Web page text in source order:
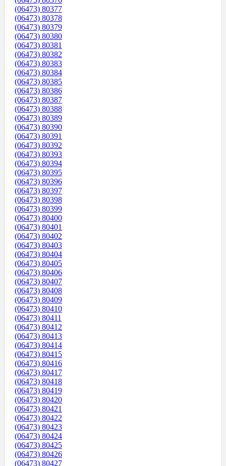
(06473) 80377
(06473) 80378
(06473) 80379
(06473) 80380
(06473) 80381
(06473) 80382
(06473) 80383
(06473) 80384
(06473) 80385
(06473) 80386
(06473) 80387
(06473) 80388
(06473) 80389
(06473) 80390
(06473) 80391
(06473) 80392
(06473) 80393
(06473) 80394
(06473) 80395
(06473) 80396
(06473) 80397
(06473) 80398
(06473) 80399
(06473) 80400
(06473) 80401
(06473) 80402
(06473) 80403
(06473) 80404
(06473) 80405
(06473) 80406
(06473) 80407
(06473) 80408
(06473) 80409
(06473) 80410
(06473) 80411
(06473) 80412
(06473) 80413
(06473) 80414
(06473) 80415
(06473) 80416
(06473) 80417
(06473) 80418
(06473) 80419
(06473) 80420
(06473) 80421
(06473) 80422
(06473) 80423
(06473) 80424
(06473) 80425
(06473) 80426
(06473) 80427